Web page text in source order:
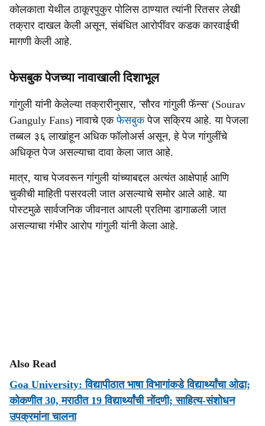
कोलकाता येथील ठाकूरपुकुर पोलिस ठाण्यात त्यांनी रितसर लेखी
तक्रार दाखल केली असून, संबंधित आरोपींवर कडक कारवाईची
मागणी केली आहे.
फेसबुक पेजच्या नावाखाली दिशाभूल
गांगुली यांनी केलेल्या तक्रारीनुसार, 'सौरव गांगुली फॅन्स' (Sourav
Ganguly Fans) नावाचे एकफेसबुकपेज सक्रिय आहे. या पेजला
तब्बल ३६ लाखांहून अधिक फॉलोअर्स असून, हे पेज गांगुलींचे
अधिकृत पेज असल्याचा दावा केला जात आहे.
मात्र, याच पेजवरून गांगुली यांच्याबद्दल अत्यंत आक्षेपार्ह आणि
चुकीची माहिती पसरवली जात असल्याचे समोर आले आहे. या
पोस्टमुळे सार्वजनिक जीवनात आपली प्रतिमा डागाळली जात
असल्याचा गंभीर आरोप गांगुली यांनी केला आहे.
Also Read
Goa University: विद्यापीठात भाषा विभागांकडे विद्यार्थ्यांचा ओढा;
कोकणीत 30, मराठीत 19 विद्यार्थ्यांची नोंदणी; साहित्य-संशोधन
उपक्रमांना चालना